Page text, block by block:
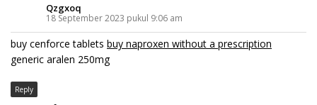
Qzgxoq
18 September 2023 pukul 9:06 am
buy cenforce tablets buy naproxen without a prescription
generic aralen 250mg
Reply